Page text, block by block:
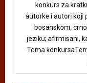
konkurs za
autorke i autori koji
bosanskom,
jeziku; afirmisani,
Tema